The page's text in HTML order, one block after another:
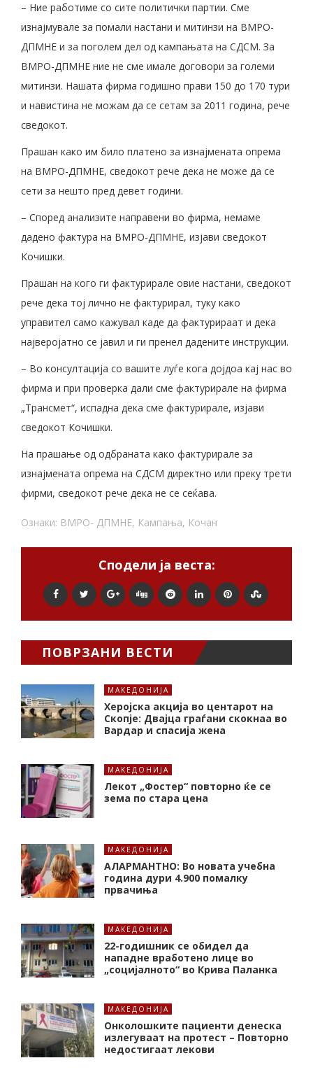
– Ние работиме со сите политички партии. Сме
изнајмувале за помали настани и митинзи на ВМРО-
ДПМНЕ и за поголем дел од кампањата на СДСМ. За
ВМРО-ДПМНЕ ние не сме имале договори за големи
митинзи. Нашата фирма годишно прави 150 до 170 тури
и навистина не можам да се сетам за 2011 година, рече
сведокот.
Прашан како им било платено за изнајмената опрема
на ВМРО-ДПМНЕ, сведокот рече дека не може да се
сети за нешто пред девет години.
– Според анализите направени во фирма, немаме
дадено фактура на ВМРО-ДПМНЕ, изјави сведокот
Кочишки.
Прашан на кого ги фактурирале овие настани, сведокот
рече дека тој лично не фактурирал, туку како
управител само кажувал каде да фактурираат и дека
најверојатно се јавил и ги пренел дадените инструкции.
– Во консултација со вашите луѓе кога дојдоа кај нас во
фирма и при проверка дали сме фактурирале на фирма
„Трансмет“, испадна дека сме фактурирале, изјави
сведокот Кочишки.
На прашање од одбраната како фактурирале за
изнајмената опрема на СДСМ директно или преку трети
фирми, сведокот рече дека не се сеќава.
Ознаки: ВМРО- ДПМНЕ, Кампања, Кочан
Сподели ја веста:
ПОВРЗАНИ ВЕСТИ
МАКЕДОНИЈА
Херојска акција во центарот на
Скопје: Двајца граѓани скокнаа во
Вардар и спасија жена
МАКЕДОНИЈА
Лекот „Фостер“ повторно ќе се
зема по стара цена
МАКЕДОНИЈА
АЛАРМАНТНО: Во новата учебна
година дури 4.900 помалку
првачиња
МАКЕДОНИЈА
22-годишник се обидел да
нападне вработено лице во
„социјалното“ во Крива Паланка
МАКЕДОНИЈА
Онколошките пациенти денеска
излегуваат на протест – Повторно
недостигаат лекови